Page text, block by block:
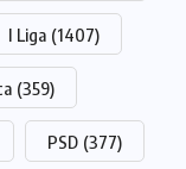
I Liga (1407)
(359)
PSD (377)